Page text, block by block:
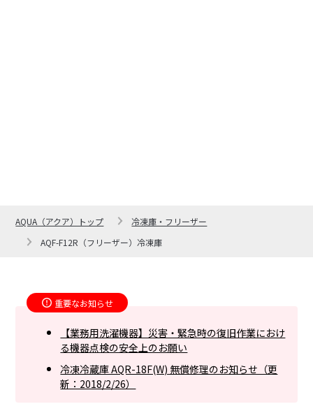
AQUA（アクア）トップ
冷凍庫・フリーザー
AQF-F12R（フリーザー）冷凍庫
重要なお知らせ
【業務用洗濯機器】災害・緊急時の復旧作業におけ
る機器点検の安全上のお願い
冷凍冷蔵庫 AQR-18F(W) 無償修理のお知らせ（更
新：2018/2/26）